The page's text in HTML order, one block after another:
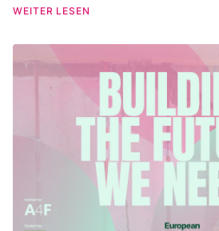
der 29. Juli 2026.
WEITER LESEN